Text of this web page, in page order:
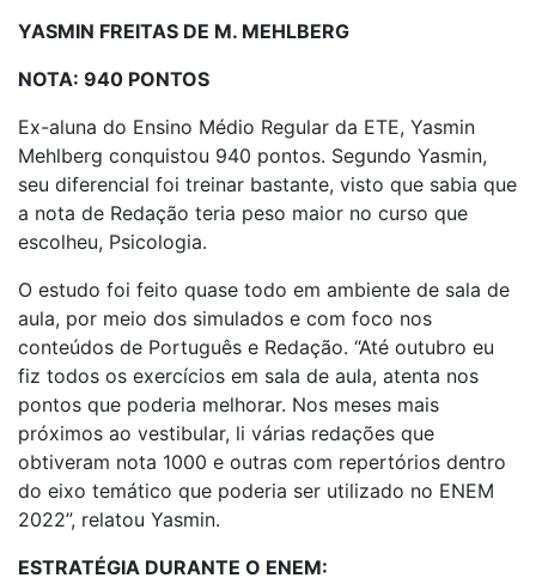
YASMIN FREITAS DE M. MEHLBERG
NOTA: 940 PONTOS
Ex-aluna do Ensino Médio Regular da ETE, Yasmin
Mehlberg conquistou 940 pontos. Segundo Yasmin,
seu diferencial foi treinar bastante, visto que sabia que
a nota de Redação teria peso maior no curso que
escolheu, Psicologia.
O estudo foi feito quase todo em ambiente de sala de
aula, por meio dos simulados e com foco nos
conteúdos de Português e Redação. “Até outubro eu
fiz todos os exercícios em sala de aula, atenta nos
pontos que poderia melhorar. Nos meses mais
próximos ao vestibular, li várias redações que
obtiveram nota 1000 e outras com repertórios dentro
do eixo temático que poderia ser utilizado no ENEM
2022”, relatou Yasmin.
ESTRATÉGIA DURANTE O ENEM: